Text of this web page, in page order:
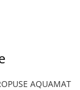
AQUAMAT